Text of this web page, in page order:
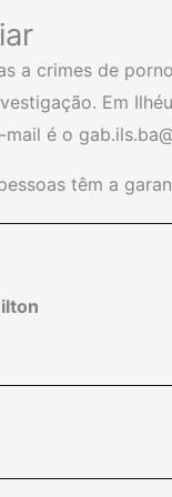
a crimes de
Em
mail é o
têm a